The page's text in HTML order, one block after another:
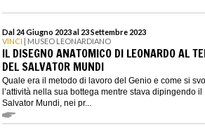
Dal 24 Giugno 2023 al 23 Settembre 2023
VINCI | MUSEO LEONARDIANO
IL DISEGNO ANATOMICO DI LEONARDO AL
DEL SALVATOR MUNDI
Quale era il metodo di lavoro del Genio e come si
l’attività nella sua bottega mentre stava dipingendo il
Salvator Mundi, nei pr...